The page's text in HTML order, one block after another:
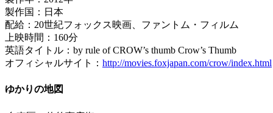
製作国：日本
配給：20世紀フォックス映画、ファントム・フィルム
上映時間：160分
英語タイトル：by rule of CROW’s thumb Crow’s Thumb
オフィシャルサイト： http://movies.foxjapan.com/crow/index.html
ゆかりの地図